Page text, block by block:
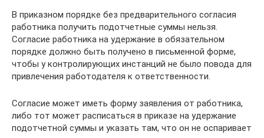
В приказном порядке без предварительного согласия
работника получить подотчетные суммы нельзя.
Согласие работника на удержание в обязательном
порядке должно быть получено в письменной форме,
чтобы у контролирующих инстанций не было повода для
привлечения работодателя к ответственности.
Согласие может иметь форму заявления от работника,
либо тот может расписаться в приказе на удержание
подотчетной суммы и указать там, что он не оспаривает